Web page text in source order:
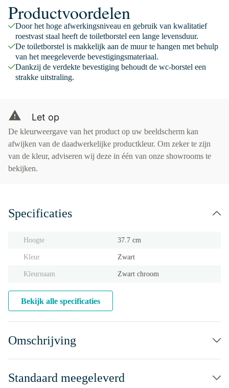
Productvoordelen
Door het hoge afwerkingsniveau en gebruik van kwalitatief
roestvast staal heeft de toiletborstel een lange levensduur.
De toiletborstel is makkelijk aan de muur te hangen met behulp
van het meegeleverde bevestigingsmateriaal.
Dankzij de verdekte bevestiging behoudt de wc-borstel een
strakke uitstraling.
Let op
De kleurweergave van het product op uw beeldscherm kan
afwijken van de daadwerkelijke productkleur. Om zeker te zijn
van de kleur, adviseren wij deze in één van onze showrooms te
bekijken.
Specificaties
Hoogte 37.7 cm
Kleur Zwart
Kleurnaam Zwart chroom
Bekijk alle specificaties
Omschrijving
Standaard meegeleverd